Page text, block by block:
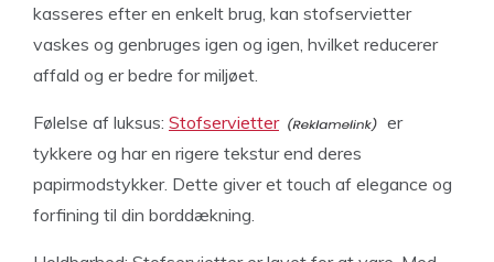
kasseres efter en enkelt brug, kan stofservietter
vaskes og genbruges igen og igen, hvilket reducerer
affald og er bedre for miljøet.
Følelse af luksus: Stofservietter
er
tykkere og har en rigere tekstur end deres
papirmodstykker. Dette giver et touch af elegance og
forfining til din borddækning.